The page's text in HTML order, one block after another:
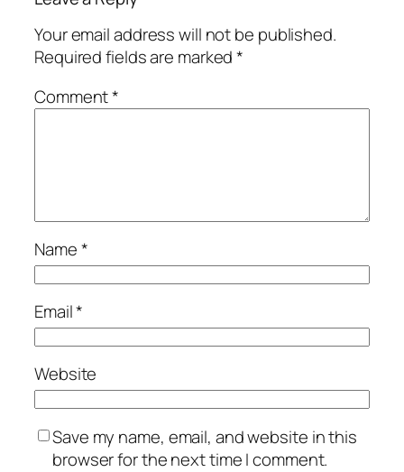
Your email address will not be published.
Required fields are marked*
Comment*
Name*
Email*
Website
Save my name, email, and website in this
browser for the next time I comment.